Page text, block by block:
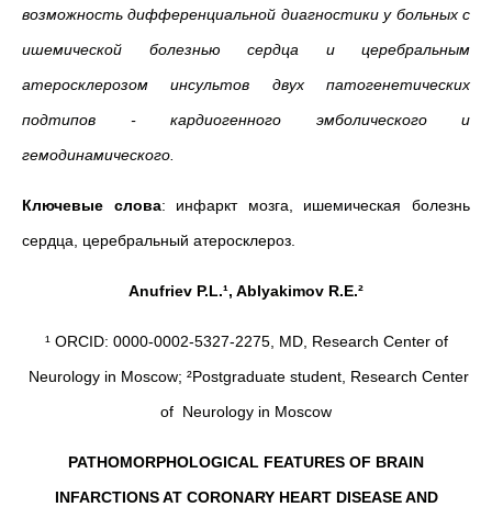
возможность дифференциальной диагностики у больных с
ишемической болезнью сердца и церебральным
атеросклерозом инсультов двух патогенетических
подтипов - кардиогенного эмболического и
гемодинамического.
Ключевые слова: инфаркт мозга, ишемическая болезнь
сердца, церебральный атеросклероз.
Anufriev P.L.¹, Ablyakimov R.E.²
¹ ORCID: 0000-0002-5327-2275, MD, Research Center of
Neurology in Moscow; ²Postgraduate student, Research Center
of Neurology in Moscow
PATHOMORPHOLOGICAL FEATURES OF BRAIN
INFARCTIONS AT CORONARY HEART DISEASE AND